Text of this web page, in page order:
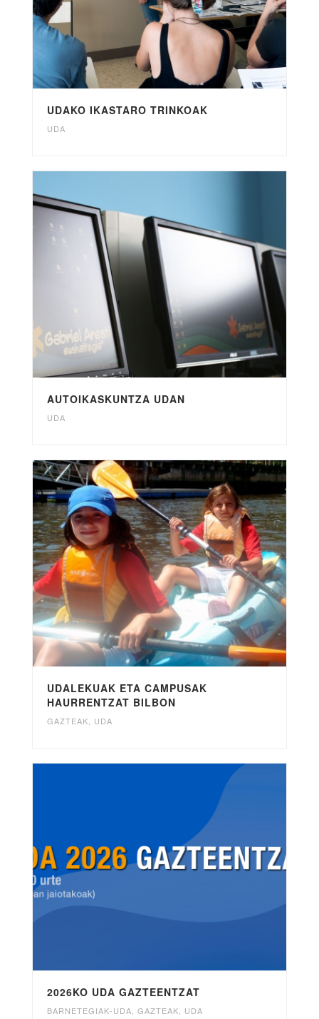
UDAKO IKASTARO TRINKOAK
UDA
AUTOIKASKUNTZA UDAN
UDA
UDALEKUAK ETA CAMPUSAK
HAURRENTZAT BILBON
GAZTEAK, UDA
2026KO UDA GAZTEENTZAT
BARNETEGIAK-UDA GAZTEAK UDA